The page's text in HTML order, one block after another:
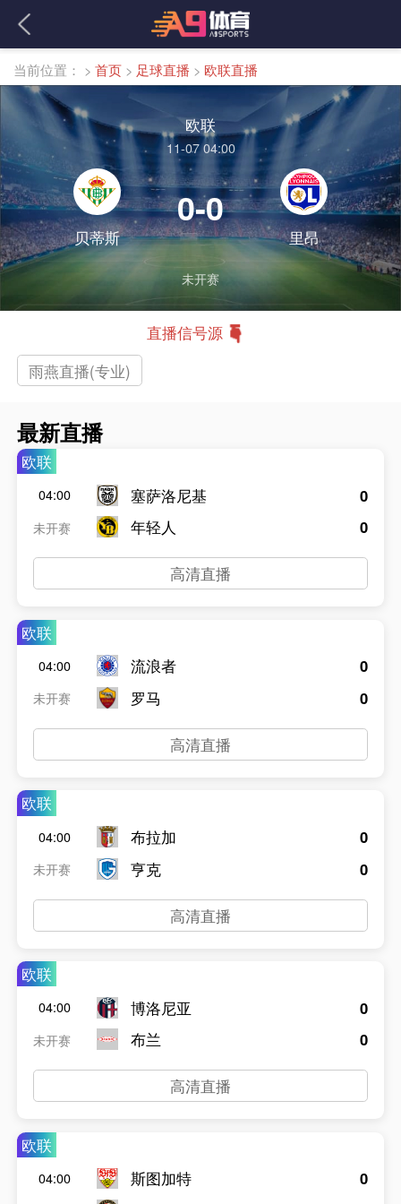
当前位置： > 首页 > 足球直播 > 欧联直播
欧联
11-07 04:00
贝蒂斯
0-0
里昂
未开赛
直播信号源
雨燕直播(专业)
最新直播
欧联
04:00
未开赛
塞萨洛尼基
年轻人
0
0
高清直播
欧联
04:00
未开赛
流浪者
罗马
0
0
高清直播
欧联
04:00
未开赛
布拉加
亨克
0
0
高清直播
欧联
04:00
未开赛
博洛尼亚
布兰
0
0
高清直播
欧联
04:00
斯图加特
0